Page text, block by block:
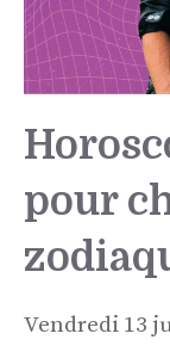
pour
Vendredi 13